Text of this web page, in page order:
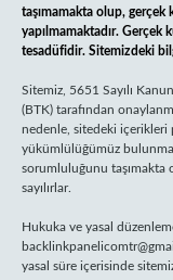
taşımamakta olup, gerçek
yapılmamaktadır. Gerçek
tesadüfidir. Sitemizdeki
Sitemiz, 5651 Sayılı
(BTK) tarafından
nedenle, sitedeki içerikleri
yükümlülüğümüz
sorumluluğunu taşımakta
sayılırlar.
Hukuka ve yasal
yasal süre içerisinde